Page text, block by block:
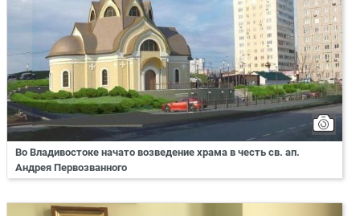
Во Владивостоке начато возведение храма в честь св. ап.
Андрея Первозванного